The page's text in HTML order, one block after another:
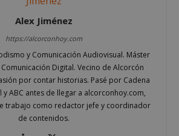
Alex Jiménez
https://alcorconhoy.com
y Comunicación Audiovisual. Máster
Digital. Vecino de Alcorcón
por contar historias. Pasé por Cadena
y ABC antes de llegar a alcorconhoy.com,
trabajo como redactor jefe y coordinador
de contenidos.
Amazon.com
Inc.
1 semana